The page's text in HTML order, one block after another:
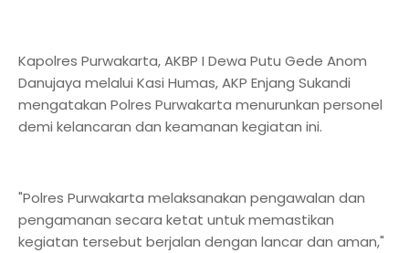
Kapolres Purwakarta, AKBP I Dewa Putu Gede Anom
Danujaya melalui Kasi Humas, AKP Enjang Sukandi
mengatakan Polres Purwakarta menurunkan personel
demi kelancaran dan keamanan kegiatan ini.
"Polres Purwakarta melaksanakan pengawalan dan
pengamanan secara ketat untuk memastikan
kegiatan tersebut berjalan dengan lancar dan aman,"